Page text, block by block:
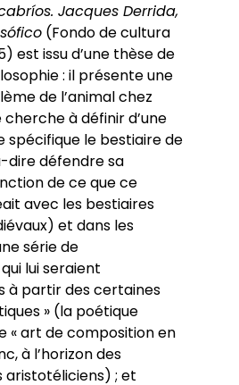
Jacques Derrida,
(Fondo de cultura
est issu d’une thèse de
: il présente une
de l’animal chez
cherche à définir d’une
spécifique le bestiaire de
dire défendre sa
de ce que ce
avec les bestiaires
et dans les
série de
lui seraient
à partir des certaines
» (la poétique
« art de composition en
à l’horizon des
; et